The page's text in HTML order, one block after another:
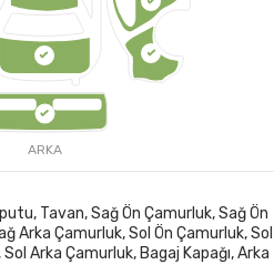
ARKA
Tavan, Sağ Ön Çamurluk, Sağ Ön
Arka Çamurluk, Sol Ön Çamurluk, Sol
Sol Arka Çamurluk, Bagaj Kapağı, Arka